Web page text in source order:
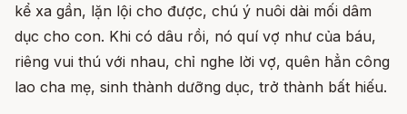
kể xa gần, lặn lội cho được, chú ý nuôi dài mối dâm
dục cho con. Khi có dâu rồi, nó quí vợ như của báu,
riêng vui thú với nhau, chỉ nghe lời vợ, quên hẳn công
lao cha mẹ, sinh thành dưỡng dục, trở thành bất hiếu.